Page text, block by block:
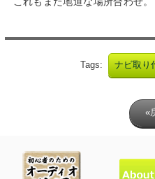
Tags: ナビ取り
«